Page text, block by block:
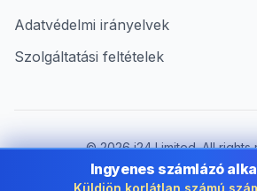
Adatvédelmi irányelvek
Szolgáltatási feltételek
©2026i24 Limited. All rights
Vállalkozások számára
Ingyenes számlázó
Küldjön korlátlan számú